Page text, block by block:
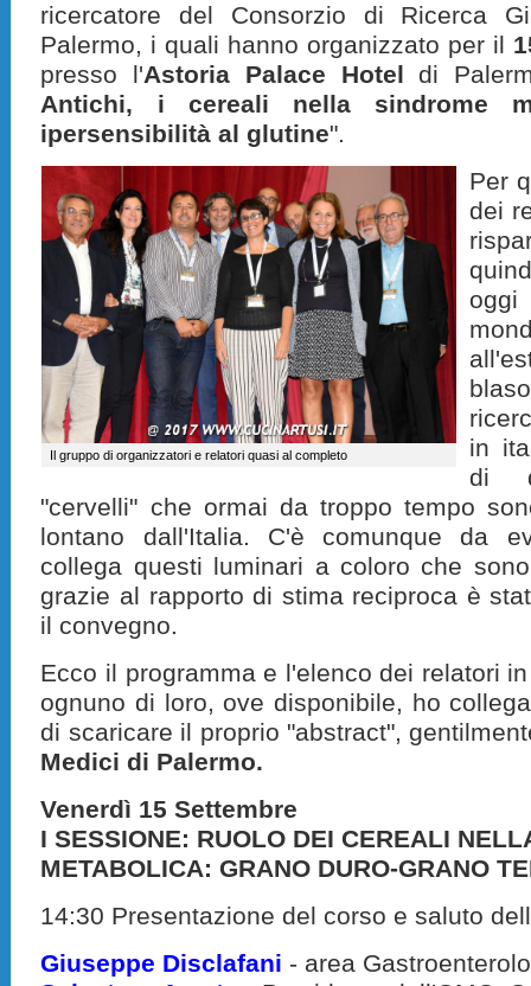
ricercatore del Consorzio di Ricerca
Palermo, i quali hanno organizzato per il
presso l'Astoria Palace Hotel di
Antichi, i cereali nella sindrome
ipersensibilità al glutine".
Il gruppo di organizzatori e relatori quasi al completo
Per
dei
in
di
"cervelli" che ormai da troppo tempo
lontano dall'Italia. C'è comunque da
collega questi luminari a coloro che
grazie al rapporto di stima reciproca è
il convegno.
Ecco il programma e l'elenco dei relatori
ognuno di loro, ove disponibile, ho
di scaricare il proprio "abstract",
Medici di Palermo.
Venerdì 15 Settembre
I SESSIONE: RUOLO DEI CEREALI
METABOLICA: GRANO DURO-GRANO
14:30 Presentazione del corso e saluto
Giuseppe Disclafani - area